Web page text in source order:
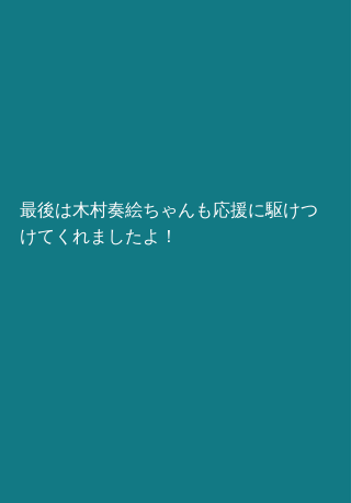
最後は木村奏絵ちゃんも応援に駆けつ
けてくれましたよ！